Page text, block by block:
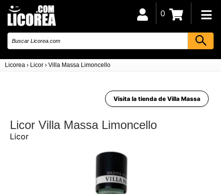
Licorea › Licor › Villa Massa Limoncello
0
Visita la tienda de Villa Massa
Licor Villa Massa Limoncello
Licor